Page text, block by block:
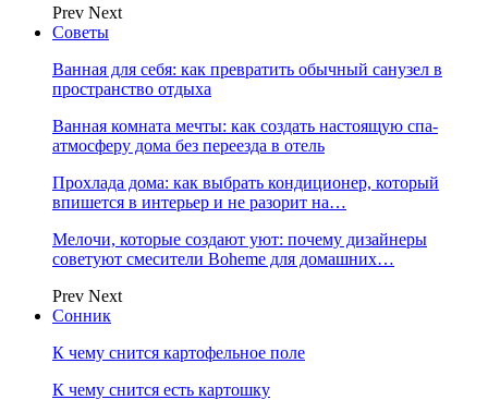
Prev Next
Советы
Ванная для себя: как превратить обычный санузел в
пространство отдыха
Ванная комната мечты: как создать настоящую спа-
атмосферу дома без переезда в отель
Прохлада дома: как выбрать кондиционер, который
впишется в интерьер и не разорит на…
Мелочи, которые создают уют: почему дизайнеры
советуют смесители Boheme для домашних…
Prev Next
Сонник
К чему снится картофельное поле
К чему снится есть картошку